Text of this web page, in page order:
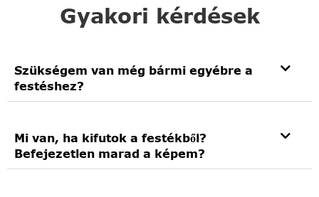
Gyakori kérdések
Szükségem van még bármi egyébre a
festéshez?
Mi van, ha kifutok a festékből?
Befejezetlen marad a képem?